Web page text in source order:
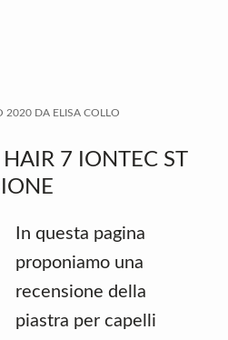
2020 DA ELISA COLLO
7 IONTEC ST
In questa pagina
proponiamo una
recensione della
piastra per capelli